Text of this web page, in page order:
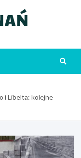
i Libelta: kolejne